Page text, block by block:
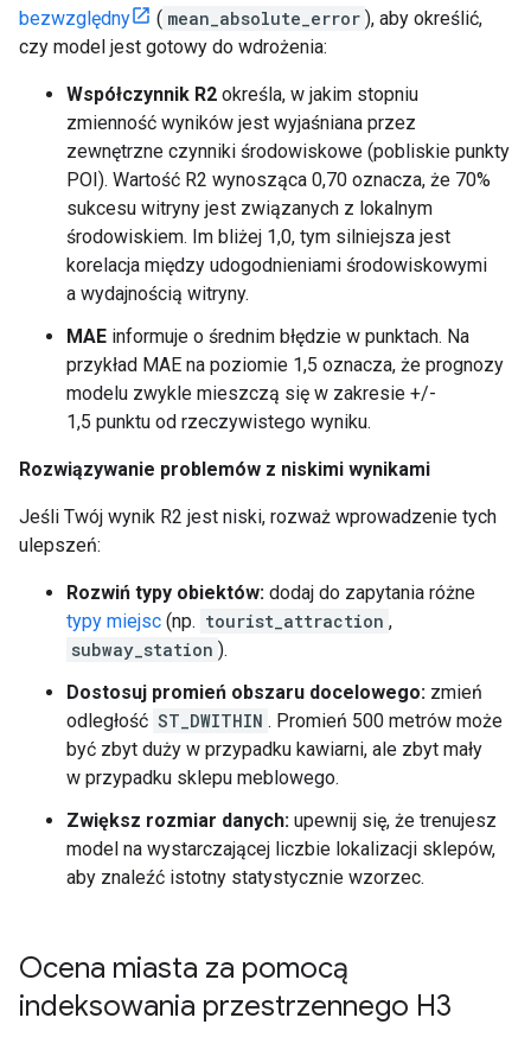
bezwzględny
( mean_absolute_error ), aby określić,
czy model jest gotowy do wdrożenia:
Współczynnik R2 określa, w jakim stopniu
zmienność wyników jest wyjaśniana przez
zewnętrzne czynniki środowiskowe (pobliskie punkty
POI). Wartość R2 wynosząca 0,70 oznacza, że 70%
sukcesu witryny jest związanych z lokalnym
środowiskiem. Im bliżej 1,0, tym silniejsza jest
korelacja między udogodnieniami środowiskowymi
a wydajnością witryny.
MAE informuje o średnim błędzie w punktach. Na
przykład MAE na poziomie 1,5 oznacza, że prognozy
modelu zwykle mieszczą się w zakresie +/-
1,5 punktu od rzeczywistego wyniku.
Rozwiązywanie problemów z niskimi wynikami
Jeśli Twój wynik R2 jest niski, rozważ wprowadzenie tych
ulepszeń:
Rozwiń typy obiektów: dodaj do zapytania różne
typy miejsc (np. tourist_attraction ,
subway_station ).
Dostosuj promień obszaru docelowego: zmień
odległość ST_DWITHIN . Promień 500 metrów może
być zbyt duży w przypadku kawiarni, ale zbyt mały
w przypadku sklepu meblowego.
Zwiększ rozmiar danych: upewnij się, że trenujesz
model na wystarczającej liczbie lokalizacji sklepów,
aby znaleźć istotny statystycznie wzorzec.
Ocena miasta za pomocą
indeksowania przestrzennego H3